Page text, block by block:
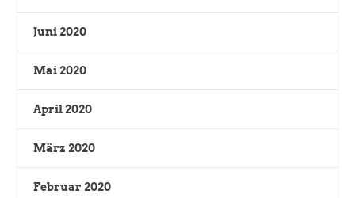
Juni 2020
Mai 2020
April 2020
März 2020
Februar 2020